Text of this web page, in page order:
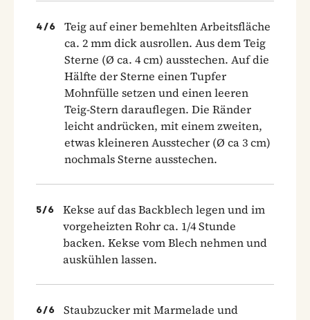
4 /6
Teig auf einer bemehlten Arbeitsfläche
ca. 2 mm dick ausrollen. Aus dem Teig
Sterne (Ø ca. 4 cm) ausstechen. Auf die
Hälfte der Sterne einen Tupfer
Mohnfülle setzen und einen leeren
Teig-Stern darauflegen. Die Ränder
leicht andrücken, mit einem zweiten,
etwas kleineren Ausstecher (Ø ca 3 cm)
nochmals Sterne ausstechen.
5/6
Kekse auf das Backblech legen und im
vorgeheizten Rohr ca. 1/4 Stunde
backen. Kekse vom Blech nehmen und
auskühlen lassen.
6/6
Staubzucker mit Marmelade und